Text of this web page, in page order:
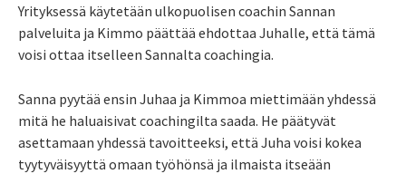
Yrityksessä käytetään ulkopuolisen coachin Sannan
palveluita ja Kimmo päättää ehdottaa Juhalle, että tämä
voisi ottaa itselleen Sannalta coachingia.
Sanna pyytää ensin Juhaa ja Kimmoa miettimään yhdessä
mitä he haluaisivat coachingilta saada. He päätyvät
asettamaan yhdessä tavoitteeksi, että Juha voisi kokea
tyytyväisyyttä omaan työhönsä ja ilmaista itseään